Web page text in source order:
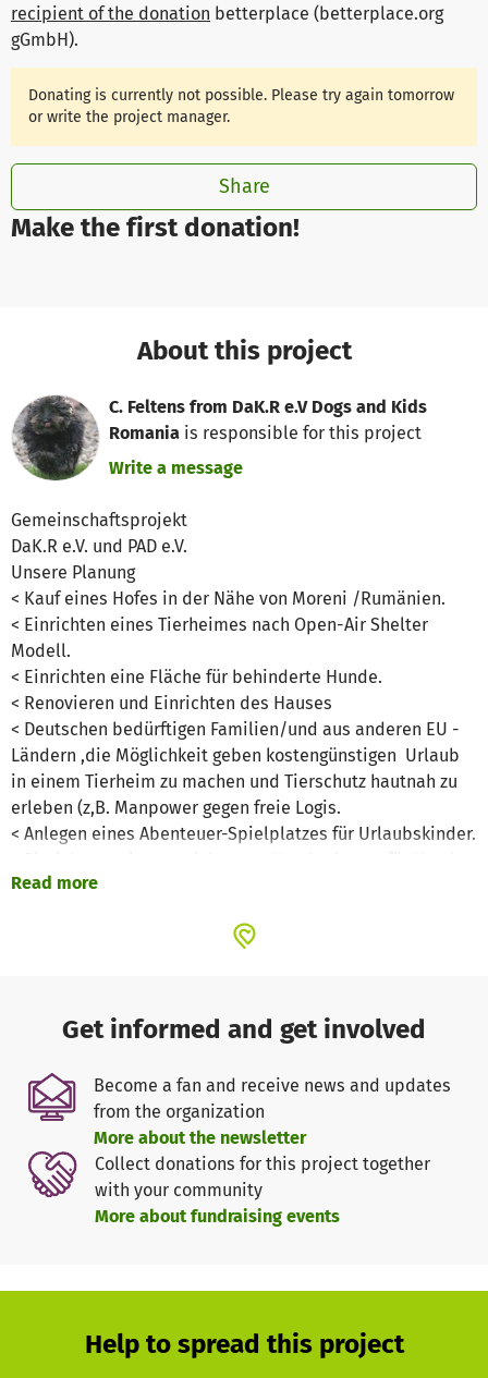
Make the first donation!
recipient of the donation betterplace (betterplace.org
gGmbH).
Donating is currently not possible. Please try again tomorrow
or write the project manager.
Share
About this project
C. Feltens from DaK.R e.V Dogs and Kids
Romania is responsible for this project
Write a message
Gemeinschaftsprojekt
DaK.R e.V. und PAD e.V.
Unsere Planung
< Kauf eines Hofes in der Nähe von Moreni /Rumänien.
< Einrichten eines Tierheimes nach Open-Air Shelter
Modell.
< Einrichten eine Fläche für behinderte Hunde.
< Renovieren und Einrichten des Hauses
< Deutschen bedürftigen Familien/und aus anderen EU -
Ländern ,die Möglichkeit geben kostengünstigen Urlaub
in einem Tierheim zu machen und Tierschutz hautnah zu
erleben (z,B. Manpower gegen freie Logis.
< Anlegen eines Abenteuer-Spielplatzes für Urlaubskinder.
von Besuchern und Urlaubern.
< Einstellen eines Mitarbeiters für den
verlängertes Wochenende auf dem Hof zu verleben.
< Excursionen von Kindergärten und Schulklassen aus der
Umgebung in des Open-Air-Shelter und Besuch des
Abenteuer-Spielplatzes
< Gewinnung von Studenten Richtung Veterinärmedizin in
unserem Shelter als Praktikanten zu arbeiten.
< Kastrationskampagnen
< Lebensbedingungen von Menschen und Tieren auf lange
Sicht zu verbessern.
Read more
Get informed and get involved
Become a fan and receive news and updates
from the organization
More about the newsletter
Collect donations for this project together
with your community
More about fundraising events
Help to spread this project